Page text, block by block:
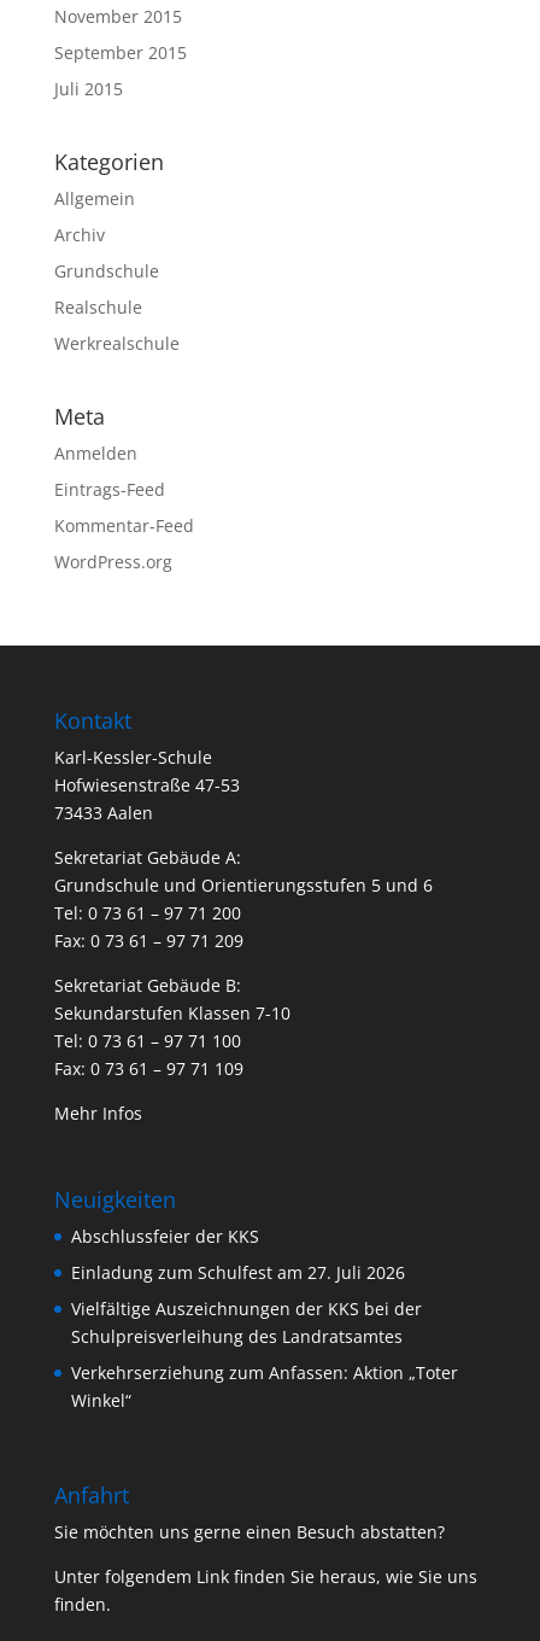
November 2015
September 2015
Juli 2015
Kategorien
Allgemein
Archiv
Grundschule
Realschule
Werkrealschule
Meta
Anmelden
Eintrags-Feed
Kommentar-Feed
WordPress.org
Kontakt
Karl-Kessler-Schule
Hofwiesenstraße 47-53
73433 Aalen
Sekretariat Gebäude A:
Grundschule und Orientierungsstufen 5 und 6
Tel: 0 73 61 – 97 71 200
Fax: 0 73 61 – 97 71 209
Sekretariat Gebäude B:
Sekundarstufen Klassen 7-10
Tel: 0 73 61 – 97 71 100
Fax: 0 73 61 – 97 71 109
Mehr Infos
Neuigkeiten
Abschlussfeier der KKS
Einladung zum Schulfest am 27. Juli 2026
Vielfältige Auszeichnungen der KKS bei der
Schulpreisverleihung des Landratsamtes
Verkehrserziehung zum Anfassen: Aktion „Toter
Winkel“
Anfahrt
Sie möchten uns gerne einen Besuch abstatten?
Unter folgendem Link finden Sie heraus, wie Sie uns
finden.